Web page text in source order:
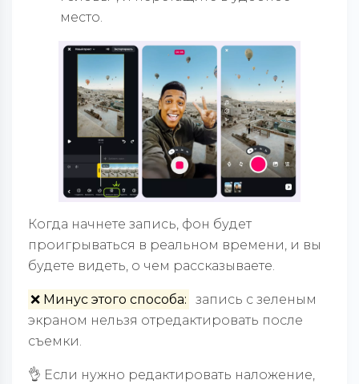
место.
Когда начнете запись, фон будет
проигрываться в реальном времени, и вы
будете видеть, о чем рассказываете.
❌ Минус этого способа:
запись с зеленым
экраном нельзя отредактировать после
съемки.
👌 Если нужно редактировать наложение,